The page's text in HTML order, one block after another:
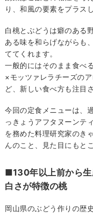
り、和風の要素をプラス
白桃とぶどうは癖のある
ある味を和らげながらも
ててくれます。
一般的にはそのまま食べ
×モッツァレラチーズの
ど、新しい食べ方も注目
今回の定食メニューは、
っきょうアフタヌーンテ
を務めた料理研究家のき
んのこと、見た目にもと
■130年以上前から生
白さが特徴の桃
岡山県のぶどう作りの歴